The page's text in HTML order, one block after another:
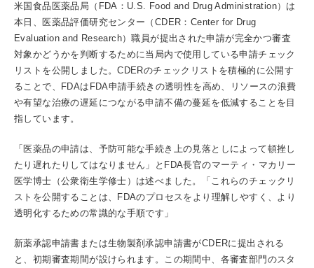
米国食品医薬品局（FDA：U.S. Food and Drug Administration）は
本日、医薬品評価研究センター（CDER：Center for Drug
Evaluation and Research）職員が提出された申請が完全かつ審査
対象かどうかを判断するために当局内で使用している申請チェック
リストを公開しました。CDERのチェックリストを積極的に公開す
ることで、FDAはFDA申請手続きの透明性を高め、リソースの浪費
や有望な治療の遅延につながる申請不備の蔓延を低減することを目
指しています。
「医薬品の申請は、予防可能な手続き上の見落としによって頓挫し
たり遅れたりしてはなりません」とFDA長官のマーティ・マカリー
医学博士（公衆衛生学修士）は述べました。「これらのチェックリ
ストを公開することは、FDAのプロセスをより理解しやすく、より
透明化するための常識的な手順です」
新薬承認申請書または生物製剤承認申請書がCDERに提出される
と、初期審査期間が設けられます。この期間中、各審査部門のスタ